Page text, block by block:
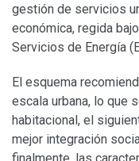
gestión de servicios
económica, regida
Servicios de Energía
El esquema
escala urbana, lo que
habitacional, el
mejor integración
finalmente, las